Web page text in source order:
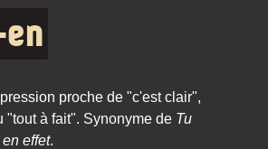
proche de "c'est clair",
"tout à fait". Synonyme de Tu
effet.